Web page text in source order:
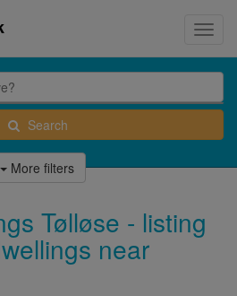
Search
More filters
Tølløse - listing
near